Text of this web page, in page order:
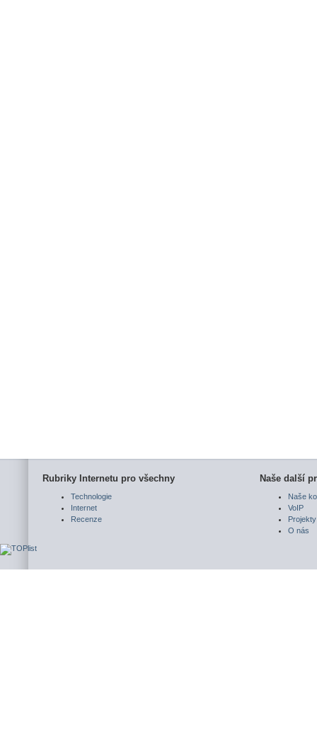
Rubriky Internetu pro všechny
Technologie
Internet
Recenze
Naše další
Naše
VoIP
Projekty
O nás